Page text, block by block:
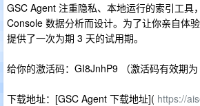
GSC Agent 注重隐私、本地运行的索引工具
Console 数据分析而设计。为了让你亲自体
提供了一次为期 3 天的试用期。
给你的激活码：GI8JnhP9 （激活码有效期为
下载地址：[GSC Agent 下载地址]( https://